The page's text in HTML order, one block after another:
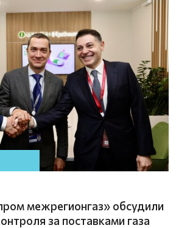
межрегионгаз» обсудили
за поставками газа